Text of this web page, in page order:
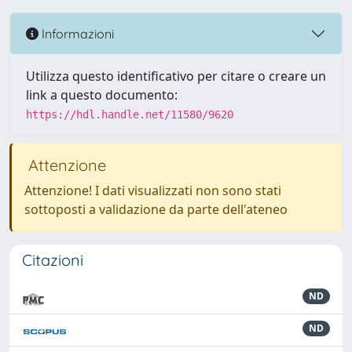
Informazioni
Utilizza questo identificativo per citare o creare un
link a questo documento:
https://hdl.handle.net/11580/9620
Attenzione
Attenzione! I dati visualizzati non sono stati
sottoposti a validazione da parte dell'ateneo
Citazioni
ND
ND